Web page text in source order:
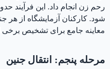
شود. کارکنان آزمایشگاه از هر
معاینه جامع برای تشخیص برخی
مرحله پنجم: انتقال جنین